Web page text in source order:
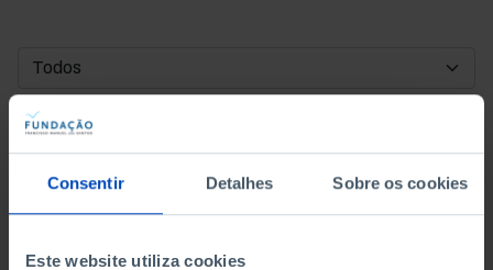
Consentir Detalhes Sobre os cookies
Este website utiliza cookies
DATA DE INÍCIO
DATA DE FIM